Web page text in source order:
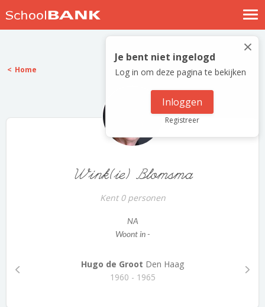
Nostalgische verhalen
Log in
Meld je gratis aan
×
Je bent niet ingelogd
Log in om deze pagina te bekijken
Inloggen
Registreer
Home
Wink(ie) Blomsma
Kent 0 personen
NA
Woont in -
Hugo de Groot Den Haag
1960 - 1965